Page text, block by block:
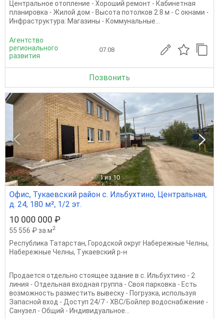
Центральное отопление - Хороший ремонт - Кабинетная
планировка - Жилой дом - Высота потолков 2.8 м - С окнами -
Инфраструктура: Магазины - Коммунальные...
Агентство
регионального
развития
07.08
Позвонить
1 из 10
Офис, Тукаевский район с. Ильбухтино, Центральная,
д. 24, 180 м², 1/2 эт.
10 000 000 ₽
55 556 ₽ за м2
Республика Татарстан, Городской округ Набережные Челны,
Набережные Челны, Тукаевский р-н
Продается отдельно стоящее здание в с. Ильбухтино - 2
линия - Отдельная входная группа - Своя парковка - Есть
возможность разместить вывеску - Погрузка, используя
Запасной вход - Доступ 24/7 - ХВС/Бойлер водоснабжение -
Санузел - Общий - Индивидуальное...